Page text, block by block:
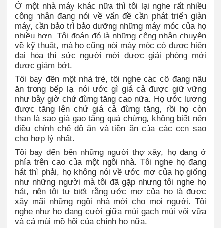
Ở một nhà máy khác nữa thì tôi lại nghe rất nhiều
công nhân đang nói về vấn đề cần phát triển giàn
máy, cần bảo trì bảo dưỡng những máy móc của họ
nhiều hơn. Tôi đoán đó là những công nhân chuyên
về kỹ thuật, mà họ cũng nói máy móc có được hiện
đại hóa thì sức người mới được giải phóng mới
được giảm bớt.
Tôi bay đến một nhà trẻ, tôi nghe các cô đang nấu
ăn trong bếp lại nói ước gì giá cả được giữ vững
như bây giờ chứ đừng tăng cao nữa. Họ ước lương
được tăng lên chứ giá cả đừng tăng, rồi họ còn
than là sao giá gạo tăng quá chừng, không biết nên
điều chỉnh chế độ ăn và tiền ăn của các con sao
cho hợp lý nhất.
Tôi bay đến bên những người thợ xây, họ đang ở
phía trên cao của một ngôi nhà. Tôi nghe họ đang
hát thì phải, họ không nói về ước mơ của họ giống
như những người mà tôi đã gặp nhưng tôi nghe họ
hát, nên tôi tự biết rằng ước mơ của họ là được
xây mãi những ngôi nhà mới cho mọi người. Tôi
nghe như họ đang cười giữa mùi gạch mùi vôi vữa
và cả mùi mồ hôi của chính họ nữa.